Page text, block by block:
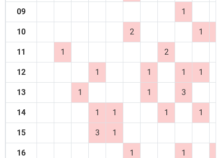
09 1
10 2 1
11 1 2
12 1 1 1 1
13 1 1 3
14 1 1 1 1
15 3 1
16 1 1